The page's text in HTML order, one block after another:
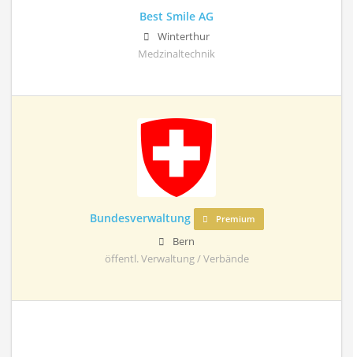
Best Smile AG
Winterthur
Medzinaltechnik
Bundesverwaltung Premium
Bern
öffentl. Verwaltung / Verbände